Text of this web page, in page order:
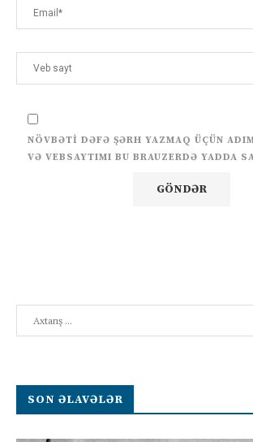
NÖVBƏTI DƏFƏ ŞƏRH YAZMAQ ÜÇÜN
VƏ VEBSAYTIMI BU BRAUZERDƏ YADDA
SON ƏLAVƏLƏR